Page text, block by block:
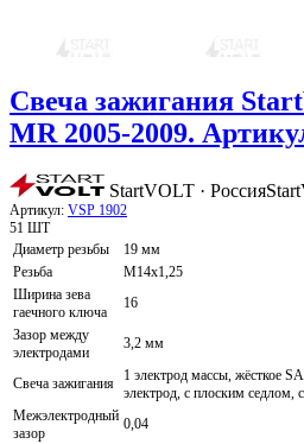
Свеча зажигания
MR 2005-2009.
StartVOLT · Россия
Артикул: VSP 1902
51 ШТ
Диаметр резьбы
19 мм
Резьба
M14x1,25
Ширина зева
гаечного ключа
16
Зазор между
электродами
3,2 мм
Свеча зажигания
1 электрод массы, жёсткое
электрод, с плоским
Межэлектродный
зазор
0,04